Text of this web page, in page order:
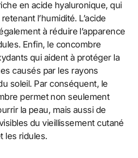
en acide hyaluronique, qui
l’humidité. L’acide
à réduire l’apparence
Enfin, le concombre
qui aident à protéger la
causés par les rayons
soleil. Par conséquent, le
permet non seulement
la peau, mais aussi de
du vieillissement cutané
les ridules.